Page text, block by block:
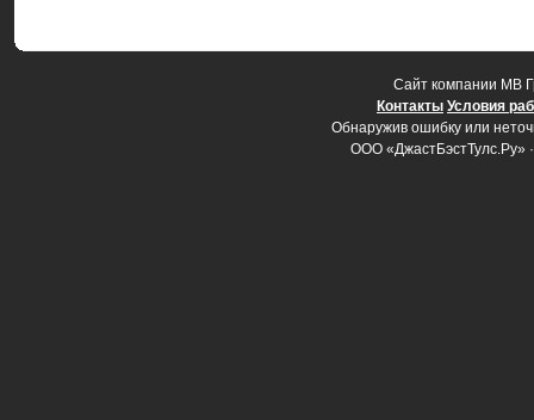
Cайт компании МВ
Контакты Условия
Обнаружив ошибку или
ООО «ДжастБэстТулс.Ру»